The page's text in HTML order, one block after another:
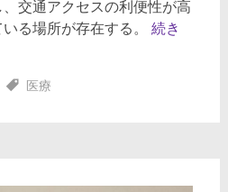
交通アクセスの利便性が高
る場所が存在する。 続き
医療